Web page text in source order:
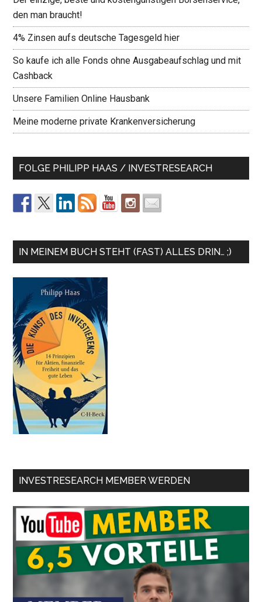
den man braucht!
4% Zinsen aufs deutsche Tagesgeld hier
So kaufe ich alle Fonds ohne Ausgabeaufschlag und mit
Cashback
Unsere Familien Online Hausbank
Meine moderne private Krankenversicherung
FOLGE PHILIPP HAAS / INVESTRESEARCH
IN MEINEM BUCH STEHT (FAST) ALLES DRIN… ;)
INVESTRESEARCH MEMBER WERDEN